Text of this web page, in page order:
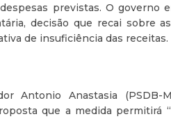
previstas. O
decisão que recai sobre
de insuficiência das receitas.
Antonio Anastasia (PSDB-
que a medida permitirá